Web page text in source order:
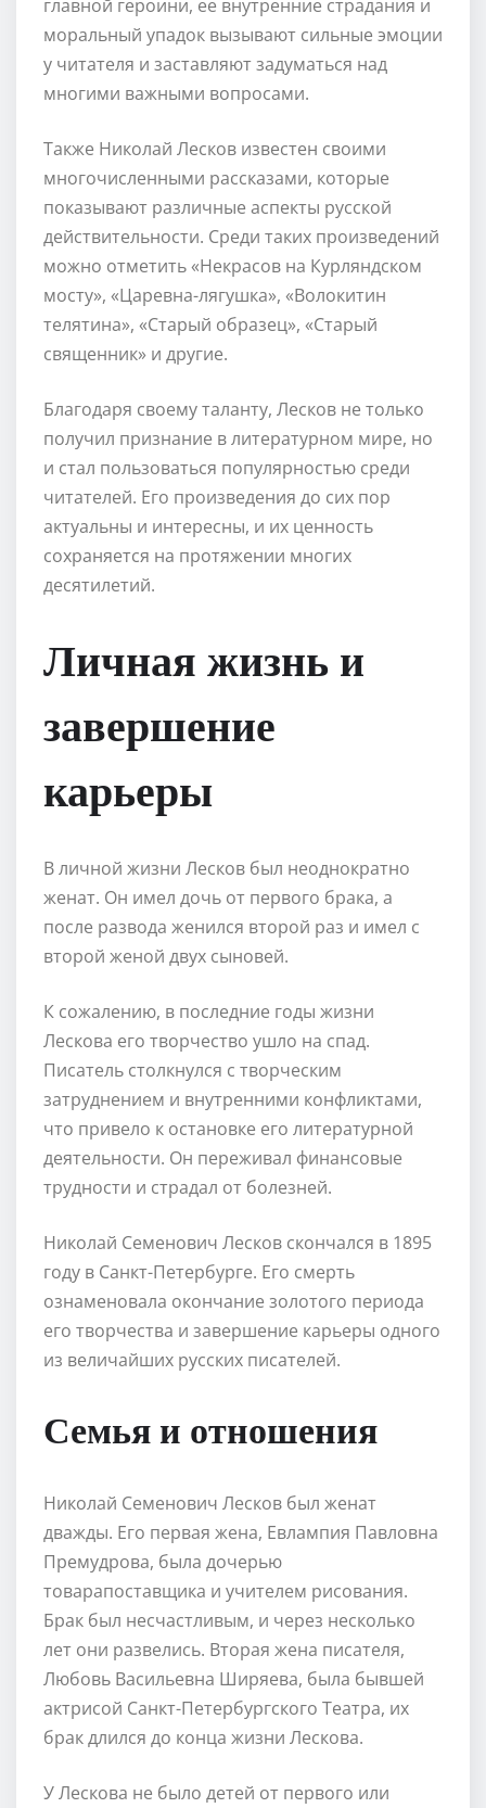
главной героини, ее внутренние страдания и
моральный упадок вызывают сильные эмоции
у читателя и заставляют задуматься над
многими важными вопросами.
Также Николай Лесков известен своими
многочисленными рассказами, которые
показывают различные аспекты русской
действительности. Среди таких произведений
можно отметить «Некрасов на Курляндском
мосту», «Царевна-лягушка», «Волокитин
телятина», «Старый образец», «Старый
священник» и другие.
Благодаря своему таланту, Лесков не только
получил признание в литературном мире, но
и стал пользоваться популярностью среди
читателей. Его произведения до сих пор
актуальны и интересны, и их ценность
сохраняется на протяжении многих
десятилетий.
Личная жизнь и
завершение
карьеры
В личной жизни Лесков был неоднократно
женат. Он имел дочь от первого брака, а
после развода женился второй раз и имел с
второй женой двух сыновей.
К сожалению, в последние годы жизни
Лескова его творчество ушло на спад.
Писатель столкнулся с творческим
затруднением и внутренними конфликтами,
что привело к остановке его литературной
деятельности. Он переживал финансовые
трудности и страдал от болезней.
Николай Семенович Лесков скончался в 1895
году в Санкт-Петербурге. Его смерть
ознаменовала окончание золотого периода
его творчества и завершение карьеры одного
из величайших русских писателей.
Семья и отношения
Николай Семенович Лесков был женат
дважды. Его первая жена, Евлампия Павловна
Премудрова, была дочерью
товарапоставщика и учителем рисования.
Брак был несчастливым, и через несколько
лет они развелись. Вторая жена писателя,
Любовь Васильевна Ширяева, была бывшей
актрисой Санкт-Петербургского Театра, их
брак длился до конца жизни Лескова.
У Лескова не было детей от первого или